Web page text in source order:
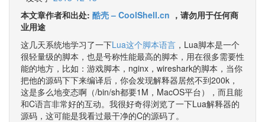
本文章作者和出处: 酷壳 – CoolShell.cn ，请勿用于任何商
业用途
这几天系统地学习了一下Lua这个脚本语言 ，Lua脚本是一个
很轻量级的脚本，也是号称性能最高的脚本，用在很多需要性
能的地方，比如：游戏脚本，nginx，wireshark的脚本，当你
把他的源码下下来编译后，你会发现解释器居然不到200k，
这是多么地变态啊（/bin/sh都要1M，MacOS平台），而且能
和C语言非常好的互动。我很好奇得浏览了一下Lua解释器的
源码，这可能是我看过最干净的C的源码了。